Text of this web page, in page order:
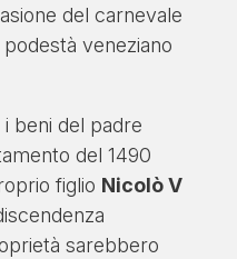
del carnevale
veneziano
beni del padre
del 1490
figlio Nicolò V
sarebbero